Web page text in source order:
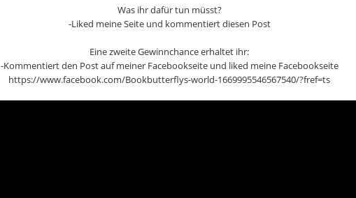
Was ihr dafür tun müsst?
-Liked meine Seite und kommentiert diesen Post
Eine zweite Gewinnchance erhaltet ihr:
-Kommentiert den Post auf meiner Facebookseite und liked meine Facebookseite
https://www.facebook.com/Bookbutterflys-world-1669995546567540/?fref=ts